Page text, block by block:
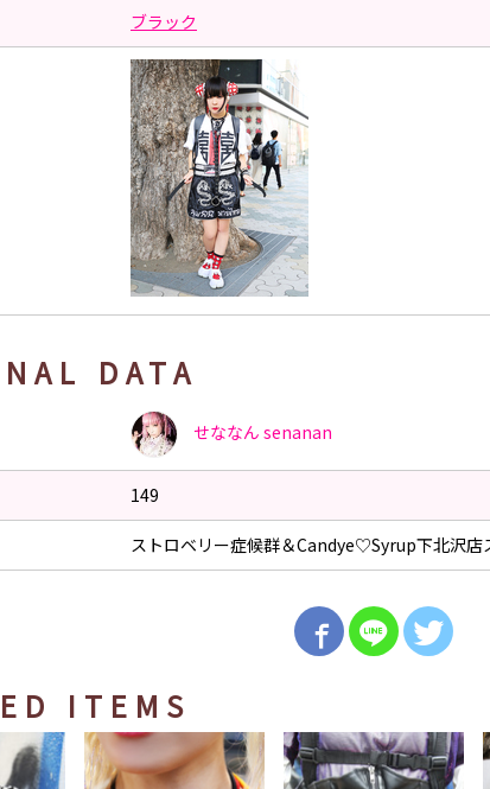
ブラック
DATA
せななん senanan
149
ストロベリー症候群＆Candye♡Syrup下北沢店
ITEMS